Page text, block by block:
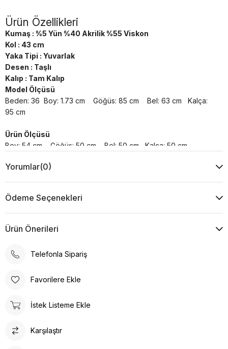
Ürün Özellikleri
Kumaş : %5 Yün %40 Akrilik %55 Viskon
Kol : 43 cm
Yaka Tipi : Yuvarlak
Desen : Taşlı
Kalıp : Tam Kalıp
Model Ölçüsü
Beden: 36 Boy: 1.73 cm Göğüs: 85 cm Bel: 63 cm Kalça:
95 cm
Ürün Ölçüsü
Boy: 54 cm Göğüs: 50 cm Bel: 50 cm Kalça: 50 cm
Yıkama Talimatı :
Kuru Temizleme , Trikloretilen Ayırıçısıyla Az Çözücü
Kullanınız
Düşük Isıda Ütüleme Yapınız
Yorumlar(0)
Ödeme Seçenekleri
Ürün Önerileri
Telefonla Sipariş
Favorilere Ekle
İstek Listeme Ekle
Karşılaştır